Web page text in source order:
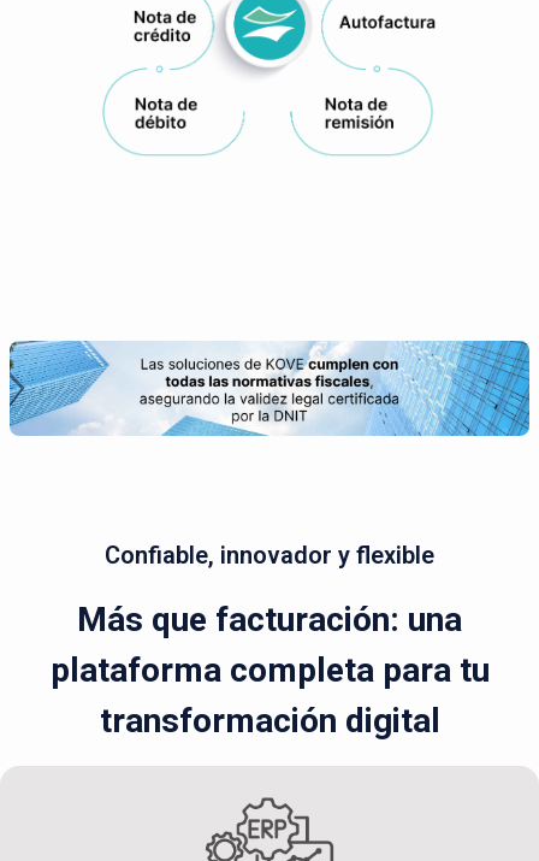
Confiable, innovador y flexible
Más que facturación: una
plataforma completa para tu
transformación digital